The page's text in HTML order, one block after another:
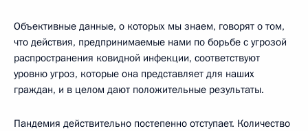
Объективные данные, о которых мы знаем, говорят о том,
что действия, предпринимаемые нами по борьбе с угрозой
распространения ковидной инфекции, соответствуют
уровню угроз, которые она представляет для наших
граждан, и в целом дают положительные результаты.
Пандемия действительно постепенно отступает. Количество